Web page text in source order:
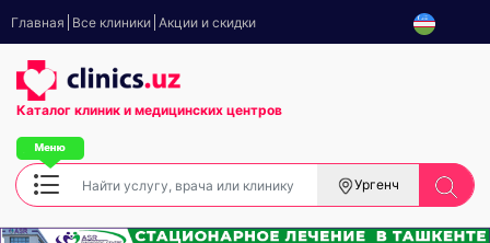
Главная Все клиники Акции и скидки
Каталог клиник и медицинских центров
Ургенч